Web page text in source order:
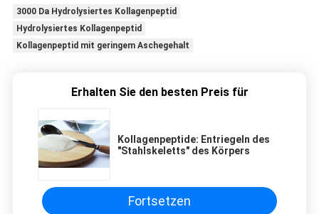
3000 Da Hydrolysiertes Kollagenpeptid
Hydrolysiertes Kollagenpeptid
Kollagenpeptid mit geringem Aschegehalt
Erhalten Sie den besten Preis für
Kollagenpeptide: Entriegeln des
"Stahlskeletts" des Körpers
Fortsetzen